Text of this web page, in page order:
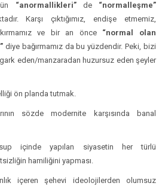
“anormallikleri”de “normalleşme”
Karşı çıktığımız, endişe etmemiz,
ve bir an önce “normal olan
diye bağırmamız da bu yüzdendir. Peki, bizi
eden/manzaradan huzursuz eden şeyler
ön planda tutmak.
sözde modernite karşısında banal
içinde yapılan siyasetin her türlü
hamiliğini yapması.
içeren şehevi ideolojilerden olumsuz